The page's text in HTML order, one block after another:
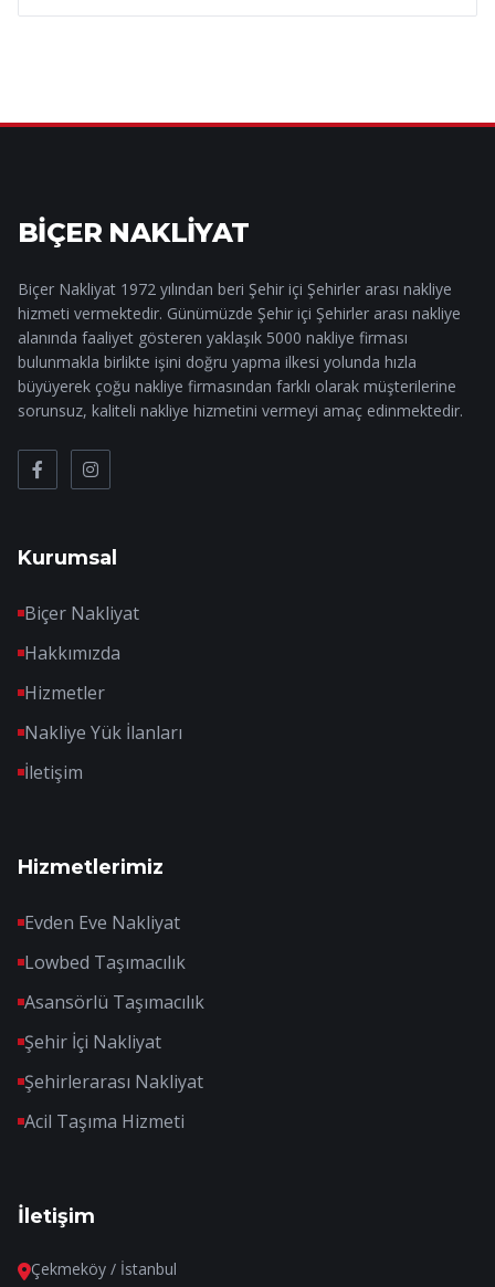
BİÇER NAKLİYAT
Biçer Nakliyat 1972 yılından beri Şehir içi Şehirler arası nakliye
hizmeti vermektedir. Günümüzde Şehir içi Şehirler arası nakliye
alanında faaliyet gösteren yaklaşık 5000 nakliye firması
bulunmakla birlikte işini doğru yapma ilkesi yolunda hızla
büyüyerek çoğu nakliye firmasından farklı olarak müşterilerine
sorunsuz, kaliteli nakliye hizmetini vermeyi amaç edinmektedir.
Kurumsal
Biçer Nakliyat
Hakkımızda
Hizmetler
Nakliye Yük İlanları
İletişim
Hizmetlerimiz
Evden Eve Nakliyat
Lowbed Taşımacılık
Asansörlü Taşımacılık
Şehir İçi Nakliyat
Şehirlerarası Nakliyat
Acil Taşıma Hizmeti
İletişim
Çekmeköy / İstanbul